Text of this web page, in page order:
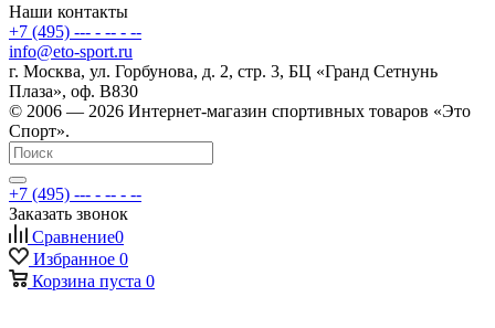
Наши контакты
+7 (495) --- - -- - --
info@eto-sport.ru
г. Москва, ул. Горбунова, д. 2, стр. 3, БЦ «Гранд Сетнунь
Плаза», оф. В830
© 2006 — 2026 Интернет-магазин спортивных товаров «Это
Спорт».
+7 (495) --- - -- - --
Заказать звонок
Сравнение0
Избранное 0
Корзина пуста 0